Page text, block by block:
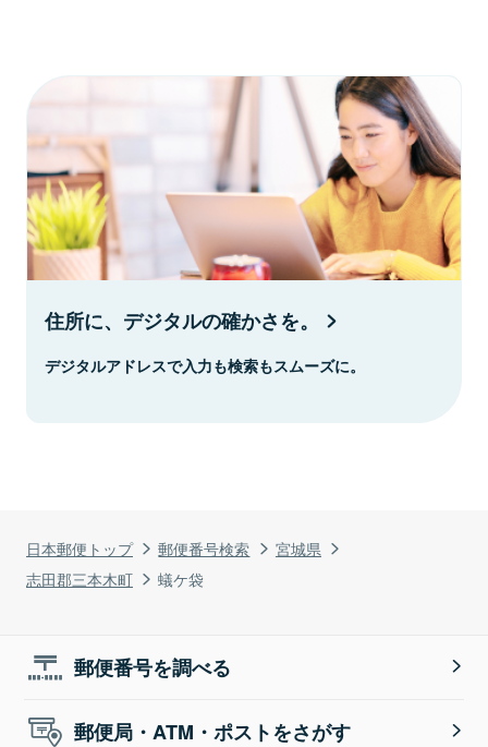
日本郵便トップ 郵便番号検索
宮城県
志田郡三本木町
蟻ケ袋
住所に、デジタルの確かさを。
デジタルアドレスで入力も検索もスムーズに。
郵便番号を調べる
郵便局・ATM・ポストをさがす